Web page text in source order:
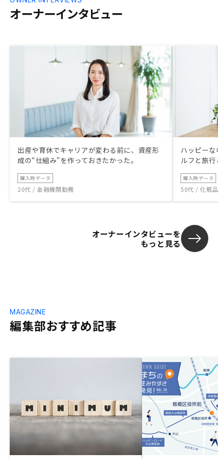
オーナーインタビュー
出産や育休でキャリアが変わる前に、資産形
成の“仕組み”を作っておきたかった。
購入時データ
20代 / 金融機関勤務
ハッピー
ルフと旅
購入時データ
50代 / 化粧
オーナーインタビューを
もっと見る
編集部おすすめ記事
MAGAZINE